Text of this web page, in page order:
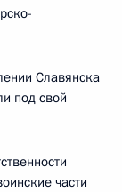
Славянска
под свой
части